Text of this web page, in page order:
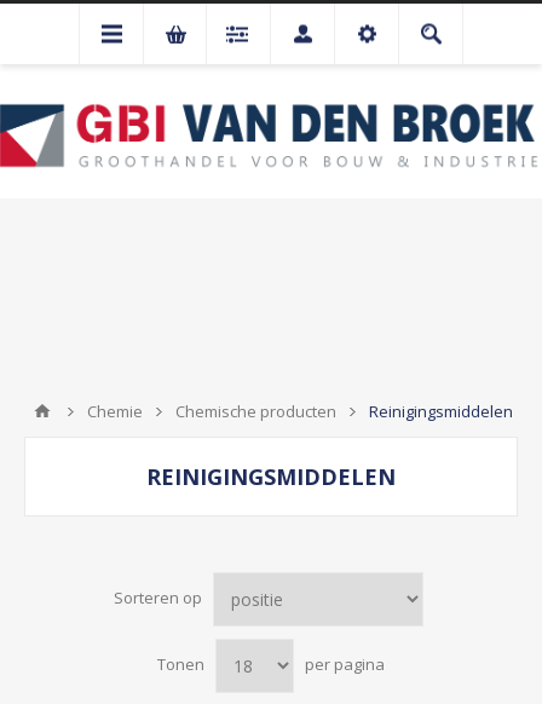
Chemie Chemische producten Reinigingsmiddelen
REINIGINGSMIDDELEN
Sorteren op
Tonen per pagina